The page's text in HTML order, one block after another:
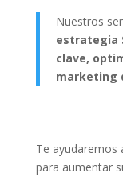
Nuestros
estrategia
clave,
marketing
Te ayudaremos
para aumentar